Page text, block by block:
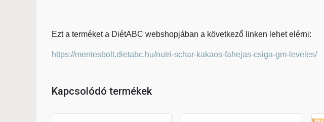
Ezt a terméket a DiétABC webshopjában a következő linken lehet elérni:
https://mentesbolt.dietabc.hu/nutri-schar-kakaos-fahejas-csiga-gm-leveles/
Kapcsolódó termékek